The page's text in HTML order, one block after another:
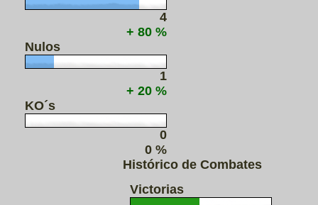
4
+ 80 %
Nulos
1
+ 20 %
KO´s
0
0 %
Histórico de Combates
Victorias